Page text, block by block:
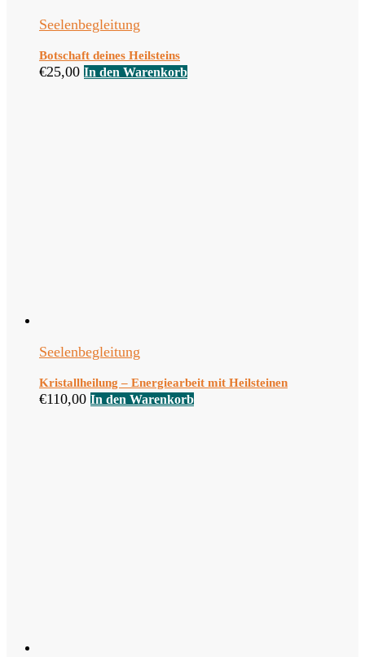
Seelenbegleitung
Botschaft deines Heilsteins
€25,00 In den Warenkorb
Seelenbegleitung
Kristallheilung – Energiearbeit mit Heilsteinen
€110,00 In den Warenkorb